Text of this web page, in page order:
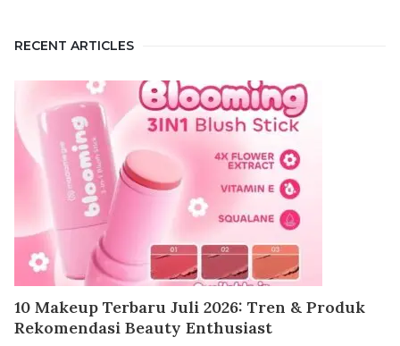
RECENT ARTICLES
10 Makeup Terbaru Juli 2026: Tren & Produk
Rekomendasi Beauty Enthusiast